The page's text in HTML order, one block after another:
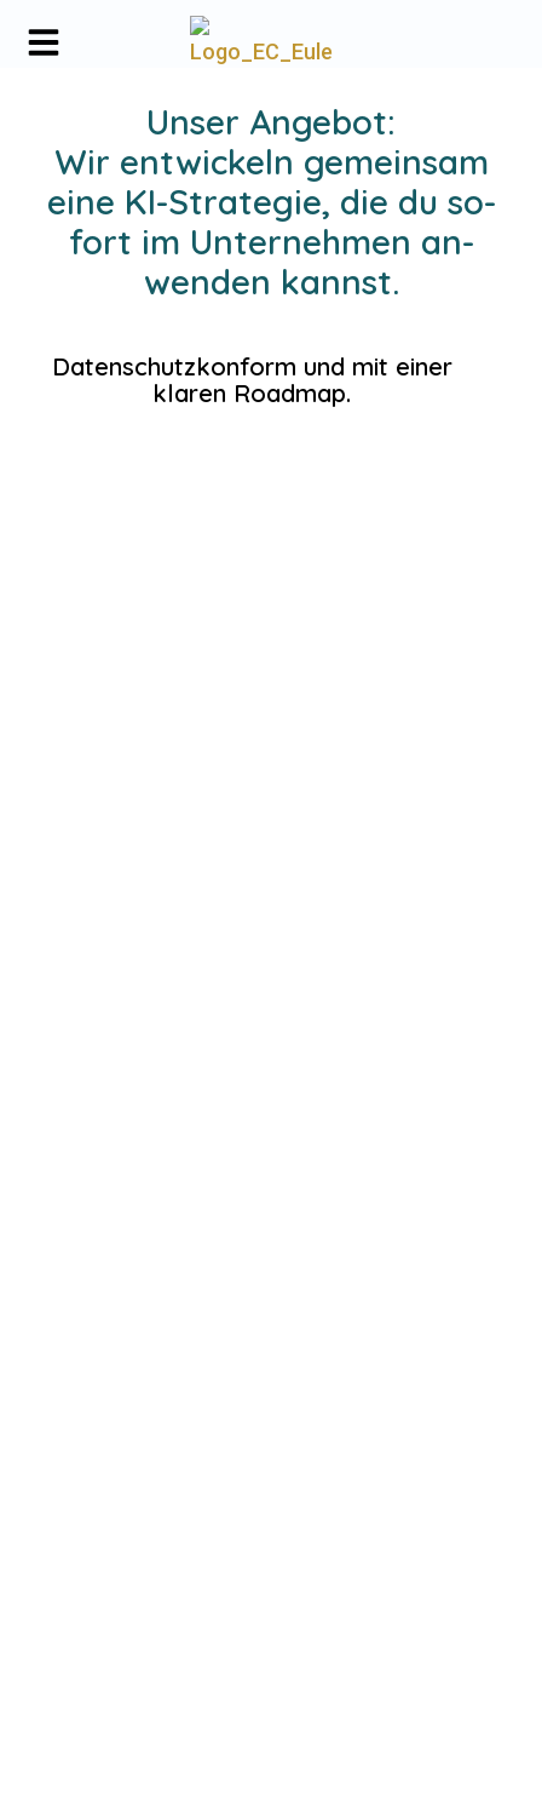
Unser An­gebot:
Wir ent­wi­ckeln ge­meinsam
eine KI-Stra­tegie, die du so­
fort im Un­ter­nehmen an­
wenden kannst.
Da­ten­schutz­kon­form und mit einer
klaren Roadmap.